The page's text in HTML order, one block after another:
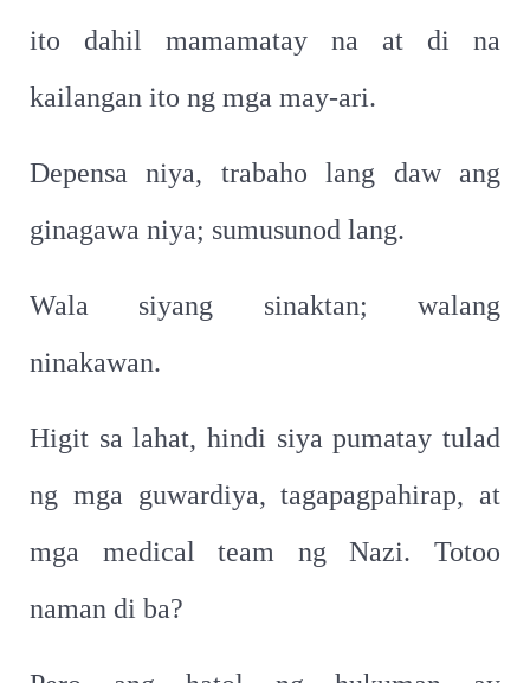
ito dahil mamamatay na at di na
kailangan ito ng mga may-ari.
Depensa niya, trabaho lang daw ang
ginagawa niya; sumusunod lang.
Wala siyang sinaktan; walang
ninakawan.
Higit sa lahat, hindi siya pumatay tulad
ng mga guwardiya, tagapagpahirap, at
mga medical team ng Nazi. Totoo
naman di ba?